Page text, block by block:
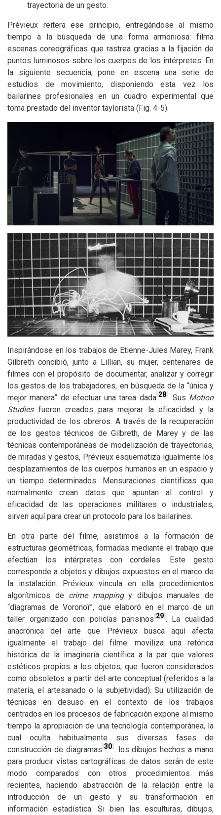
trayectoria de un gesto.
Prévieux reitera ese principio, entregándose al mismo
tiempo a la búsqueda de una forma armoniosa: filma
escenas coreográficas que rastrea gracias a la fijación de
puntos luminosos sobre los cuerpos de los intérpretes. En
la siguiente secuencia, pone en escena una serie de
estudios de movimiento, disponiendo esta vez los
bailarines profesionales en un cuadro experimental que
toma prestado del inventor taylorista (Fig. 4-5).
Inspirándose en los trabajos de Etienne-Jules Marey, Frank
Gilbreth concibió, junto a Lillian, su mujer, centenares de
filmes con el propósito de documentar, analizar y corregir
los gestos de los trabajadores, en búsqueda de la “única y
mejor manera” de efectuar una tarea dada 28 . Sus Motion
Studiesfueron creados para mejorar la eficacidad y la
productividad de los obreros. A través de la recuperación
de los gestos técnicos de Gilbreth, de Marey y de las
técnicas contemporáneas de modelización de trayectorias,
de miradas y gestos, Prévieux esquematiza igualmente los
desplazamientos de los cuerpos humanos en un espacio y
un tiempo determinados. Mensuraciones científicas que
normalmente crean datos que apuntan al control y
eficacidad de las operaciones militares o industriales,
sirven aquí para crear un protocolo para los bailarines.
En otra parte del filme, asistimos a la formación de
estructuras geométricas, formadas mediante el trabajo que
efectúan los intérpretes con cordeles. Este gesto
corresponde a objetos y dibujos expuestos en el marco de
la instalación. Prévieux vincula en ella procedimientos
algorítmicos de crime mappingy dibujos manuales de
“diagramas de Voronoï”, que elaboró en el marco de un
taller organizado con policías parisinos 29 . La cualidad
anacrónica del arte que Prévieux busca aquí afecta
igualmente el trabajo del filme: moviliza una retórica
histórica de la imaginería científica a la par que valores
estéticos propios a los objetos, que fueron considerados
como obsoletos a partir del arte conceptual (referidos a la
materia, el artesanado o la subjetividad). Su utilización de
técnicas en desuso en el contexto de los trabajos
centrados en los procesos de fabricación expone al mismo
tiempo la apropiación de una tecnología contemporánea, la
cual oculta habitualmente sus diversas fases de
construcción de diagramas 30 : los dibujos hechos a mano
para producir vistas cartográficas de datos serán de este
modo comparados con otros procedimientos más
recientes, haciendo abstracción de la relación entre la
introducción de un gesto y su transformación en
información estadística. Si bien las esculturas, dibujos,